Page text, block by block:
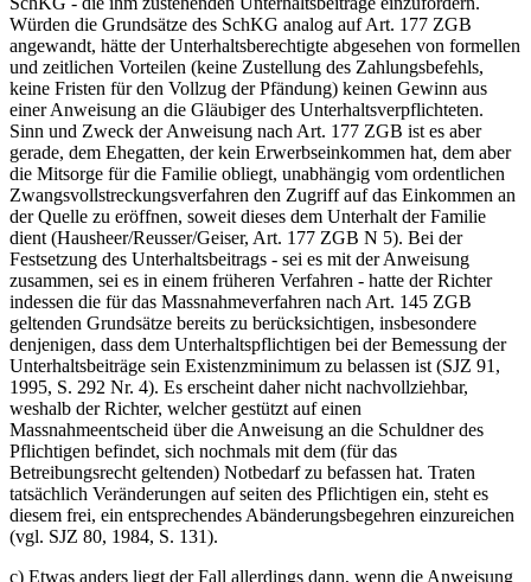
Würden die Grundsätze des SchKG analog auf Art. 177 ZGB
angewandt, hätte der Unterhaltsberechtigte abgesehen von formellen
und zeitlichen Vorteilen (keine Zustellung des Zahlungsbefehls,
keine Fristen für den Vollzug der Pfändung) keinen Gewinn aus
einer Anweisung an die Gläubiger des Unterhaltsverpflichteten.
Sinn und Zweck der Anweisung nach Art. 177 ZGB ist es aber
gerade, dem Ehegatten, der kein Erwerbseinkommen hat, dem aber
die Mitsorge für die Familie obliegt, unabhängig vom ordentlichen
Zwangsvollstreckungsverfahren den Zugriff auf das Einkommen an
der Quelle zu eröffnen, soweit dieses dem Unterhalt der Familie
dient (Hausheer/Reusser/Geiser, Art. 177 ZGB N 5). Bei der
Festsetzung des Unterhaltsbeitrags - sei es mit der Anweisung
zusammen, sei es in einem früheren Verfahren - hatte der Richter
indessen die für das Massnahmeverfahren nach Art. 145 ZGB
geltenden Grundsätze bereits zu berücksichtigen, insbesondere
denjenigen, dass dem Unterhaltspflichtigen bei der Bemessung der
Unterhaltsbeiträge sein Existenzminimum zu belassen ist (SJZ 91,
1995, S. 292 Nr. 4). Es erscheint daher nicht nachvollziehbar,
weshalb der Richter, welcher gestützt auf einen
Massnahmeentscheid über die Anweisung an die Schuldner des
Pflichtigen befindet, sich nochmals mit dem (für das
Betreibungsrecht geltenden) Notbedarf zu befassen hat. Traten
tatsächlich Veränderungen auf seiten des Pflichtigen ein, steht es
diesem frei, ein entsprechendes Abänderungsbegehren einzureichen
(vgl. SJZ 80, 1984, S. 131).
c) Etwas anders liegt der Fall allerdings dann, wenn die Anweisung